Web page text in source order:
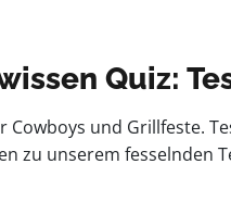
Quiz:
Cowboys und Grillfeste.
zu unserem fesselnden